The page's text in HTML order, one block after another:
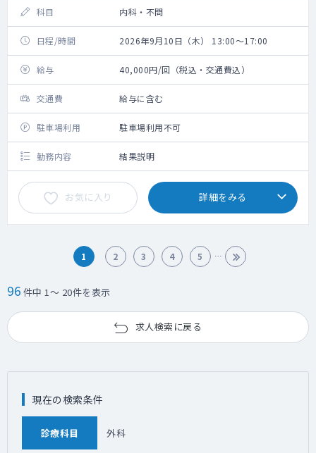
科目 内科・不問
日程/時間 2026年9月10日（木） 13:00～17:00
給与 40,000円/回（税込・交通費込）
交通費 給与に含む
駐車場利用 駐車場利用不可
勤務内容 結果説明
お気に入り 詳細をみる
1 2 3 4 5
96 件中 1～ 20件を表示
求人検索に戻る
現在の検索条件
診療科目 外科